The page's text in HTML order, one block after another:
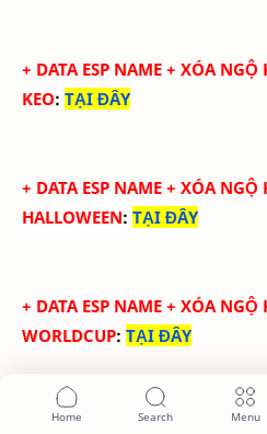
+ DATA ESP NAME + XÓA
KEO: TẠI ĐÂY
+ DATA ESP NAME + XÓA
HALLOWEEN: TẠI ĐÂY
+ DATA ESP NAME + XÓA NGỘ
WORLDCUP: TẠI ĐÂY
DATA ESP NAME + XÓA
SỰ KIỆN
TẠI ĐÂY